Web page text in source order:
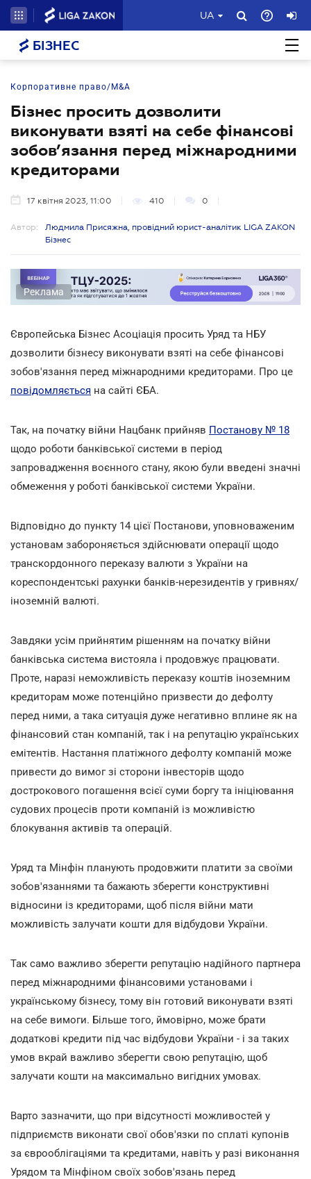
UA
БІЗНЕС
Корпоративне право/M&A
Бізнес просить дозволити
виконувати взяті на себе фінансові
зобов’язання перед міжнародними
кредиторами
17 квітня 2023, 11:00 410 0
Автор:
Людмила Присяжна, провідний юрист-аналітик LIGA ZAKON
Бізнес
Реклама
Європейська Бізнес Асоціація просить Уряд та НБУ
дозволити бізнесу виконувати взяті на себе фінансові
зобов'язання перед міжнародними кредиторами. Про це
повідомляється на сайті ЄБА.
Так, на початку війни Нацбанк прийняв Постанову № 18
щодо роботи банківської системи в період
запровадження воєнного стану, якою були введені значні
обмеження у роботі банківської системи України.
Відповідно до пункту 14 цієї Постанови, уповноваженим
установам забороняється здійснювати операції щодо
транскордонного переказу валюти з України на
кореспондентські рахунки банків-нерезидентів у гривнях/
іноземній валюті.
Завдяки усім прийнятим рішенням на початку війни
банківська система вистояла і продовжує працювати.
Проте, наразі неможливість переказу коштів іноземним
кредиторам може потенційно призвести до дефолту
перед ними, а така ситуація дуже негативно вплине як на
фінансовий стан компаній, так і на репутацію українських
емітентів. Настання платіжного дефолту компаній може
привести до вимог зі сторони інвесторів щодо
дострокового погашення всієї суми боргу та ініціювання
судових процесів проти компаній із можливістю
блокування активів та операцій.
Уряд та Мінфін планують продовжити платити за своїми
зобов'язаннями та бажають зберегти конструктивні
відносини із кредиторами, щоб після війни мати
можливість залучати кошти для відбудови України.
Так само важливо зберегти репутацію надійного партнера
перед міжнародними фінансовими установами і
українському бізнесу, тому він готовий виконувати взяті
на себе вимоги. Більше того, ймовірно, може брати
додаткові кредити під час відбудови України - і за таких
умов вкрай важливо зберегти свою репутацію, щоб
залучати кошти на максимально вигідних умовах.
Варто зазначити, що при відсутності можливостей у
підприємств виконати свої обов'язки по сплатi купонiв
за єврооблiгацiями та кредитами, навіть у разi виконання
Урядом та Мiнфiном своїх зобов'язань перед